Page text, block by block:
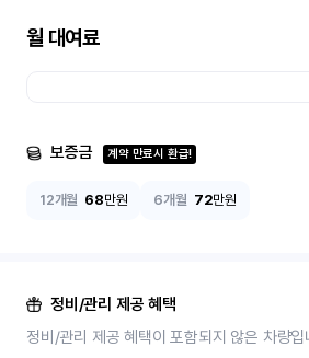
월 대여료
보증금 계약 만료시 환급!
12개월 68만원 6개월 72만원
정비/관리 제공 혜택
정비/관리 제공 혜택이 포함되지 않은 차량입